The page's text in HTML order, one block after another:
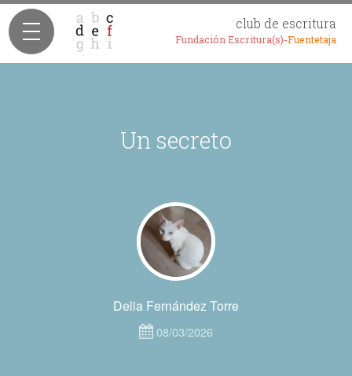
club de escritura
Fundación Escritura(s)-Fuentetaja
Un secreto
Delia Fernández Torre
08/03/2026